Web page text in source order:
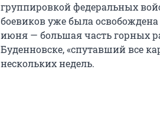
группировкой федеральных
боевиков уже была
июня — большая часть горных
Буденновске, «спутавший все
нескольких недель.